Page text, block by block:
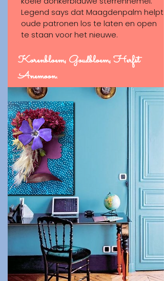
Legend says dat Maagdenpalm helpt
oude patronen los te laten en open
te staan voor het nieuwe.
Korenbloem, Goudbloem, Herfst
Anemoon.